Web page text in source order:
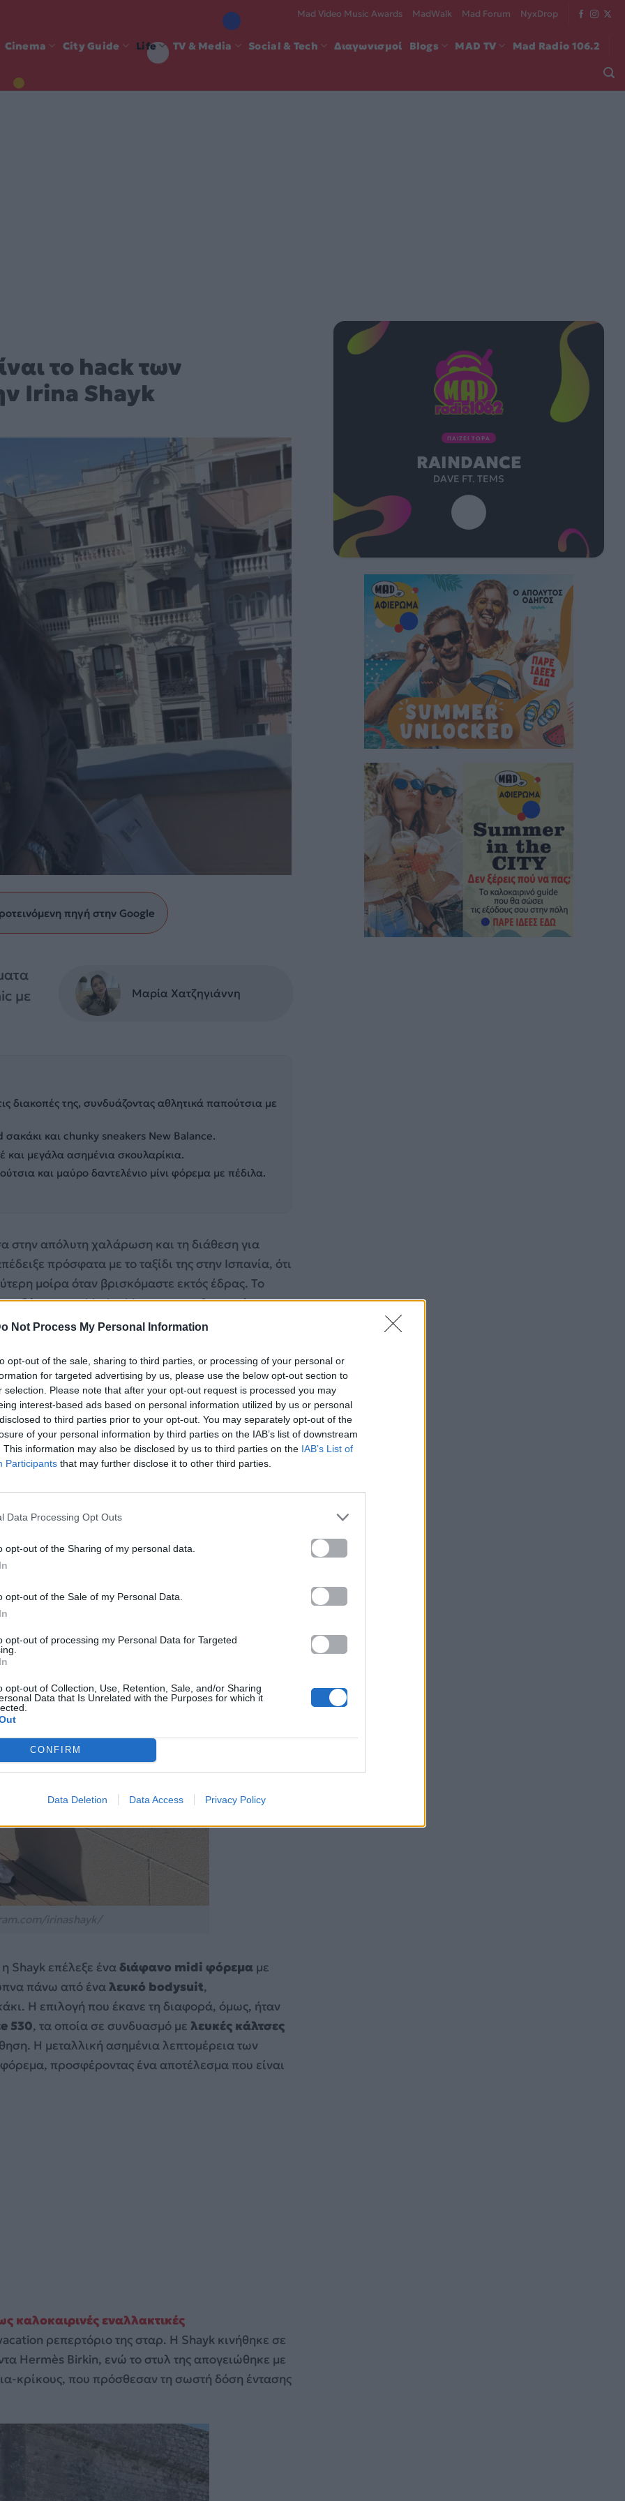
Not Process My Personal Information
opt-out of the sale, sharing to third parties, or processing of your personal or
for targeted advertising by us, please use the below opt-out section to
selection. Please note that after your opt-out request is processed you may
interest-based ads based on personal information utilized by us or personal
to third parties prior to your opt-out. You may separately opt-out of the
of your personal information by third parties on the IAB’s list of downstream
This information may also be disclosed by us to third parties on the IAB’s List of
Participants that may further disclose it to other third parties.
Data Processing Opt Outs
opt-out of the Sharing of my personal data.
opt-out of the Sale of my Personal Data.
opt-out of processing my Personal Data for Targeted
opt-out of Collection, Use, Retention, Sale, and/or Sharing
Data that Is Unrelated with the Purposes for which it
CONFIRM
Data Deletion Data Access Privacy Policy
Mad Video Music Awards MadWalk Mad Forum NyxDrop
Cinema City Guide Life TV & Media Social & Tech Διαγωνισμοί Blogs MAD TV Mad Radio 106.2
το hack των
Irina Shayk
πηγή στην Google
με
Μαρία Χατζηγιάννη
διακοπές της, συνδυάζοντας αθλητικά παπούτσια με
και chunky sneakers New Balance.
και μεγάλα ασημένια σκουλαρίκια.
και μαύρο δαντελένιο μίνι φόρεμα με πέδιλα.
στην απόλυτη χαλάρωση και τη διάθεση για
πρόσφατα με το ταξίδι της στην Ισπανία, ότι
μοίρα όταν βρισκόμαστε εκτός έδρας. Το
το athletic chic με την αισθησιακή
ξέρει να υποστηρίζει.
Shayk επέλεξε έναδιάφανο midi φόρεμα με
πάνω από έναλευκό bodysuit,
Η επιλογή που έκανε τη διαφορά, όμως, ήταν
530, τα οποία σε συνδυασμό με λευκές κάλτσες
Η μεταλλική ασημένια λεπτομέρεια των
προσφέροντας ένα αποτέλεσμα που είναι
καλοκαιρινές εναλλακτικές
ρεπερτόριο της σταρ. Η Shayk κινήθηκε σε
Hermès Birkin, ενώ το στυλ της απογειώθηκε με
κρίκους, που πρόσθεσαν τη σωστή δόση έντασης
ΠΑΙΖΕΙ ΤΩΡΑ
RAINDANCE
DAVE FT. TEMS